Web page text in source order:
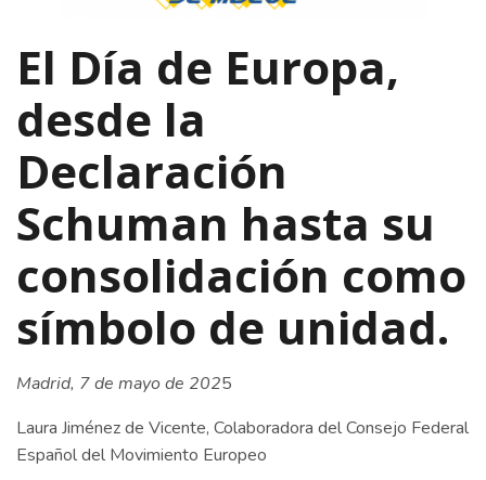
El Día de Europa,
desde la
Declaración
Schuman hasta su
consolidación como
símbolo de unidad.
Madrid, 7 de mayo de 2025
Laura Jiménez de Vicente, Colaboradora del Consejo Federal
Español del Movimiento Europeo